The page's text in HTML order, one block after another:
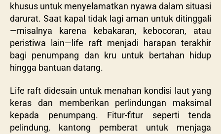
khusus untuk menyelamatkan nyawa dalam situasi
darurat. Saat kapal tidak lagi aman untuk ditinggali
—misalnya karena kebakaran, kebocoran, atau
peristiwa lain—life raft menjadi harapan terakhir
bagi penumpang dan kru untuk bertahan hidup
hingga bantuan datang.
Life raft didesain untuk menahan kondisi laut yang
keras dan memberikan perlindungan maksimal
kepada penumpang. Fitur-fitur seperti tenda
pelindung, kantong pemberat untuk menjaga